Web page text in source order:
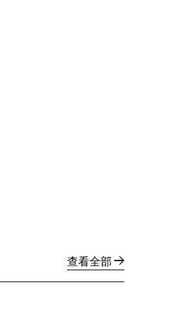
查看全部